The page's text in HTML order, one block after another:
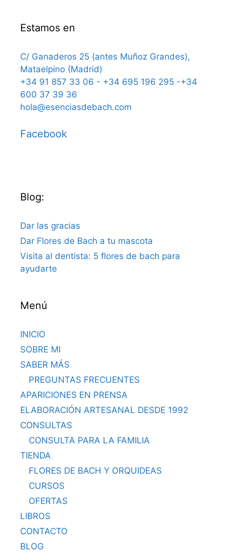
Estamos en
C/ Ganaderos 25 (antes Muñoz Grandes),
Mataelpino (Madrid)
+34 91 857 33 06 - +34 695 196 295 -+34
600 37 39 36
hola@esenciasdebach.com
Facebook
Blog:
Dar las gracias
Dar Flores de Bach a tu mascota
Visita al dentista: 5 flores de bach para
ayudarte
Menú
INICIO
SOBRE MI
SABER MÁS
PREGUNTAS FRECUENTES
APARICIONES EN PRENSA
ELABORACIÓN ARTESANAL DESDE 1992
CONSULTAS
CONSULTA PARA LA FAMILIA
TIENDA
FLORES DE BACH Y ORQUIDEAS
CURSOS
OFERTAS
LIBROS
CONTACTO
BLOG